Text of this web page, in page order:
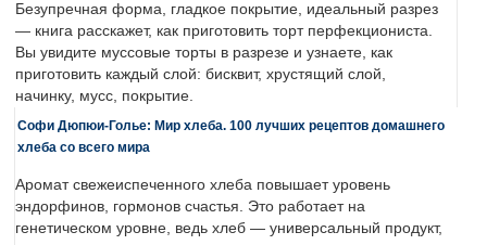
Безупречная форма, гладкое покрытие, идеальный разрез
— книга расскажет, как приготовить торт перфекциониста.
Вы увидите муссовые торты в разрезе и узнаете, как
приготовить каждый слой: бисквит, хрустящий слой,
начинку, мусс, покрытие.
Софи Дюпюи-Голье: Мир хлеба. 100 лучших рецептов домашнего
хлеба со всего мира
Аромат свежеиспеченного хлеба повышает уровень
эндорфинов, гормонов счастья. Это работает на
генетическом уровне, ведь хлеб — универсальный продукт,